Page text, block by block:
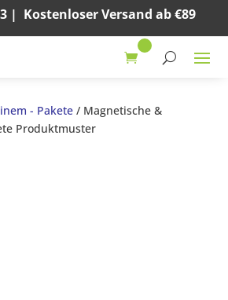
| Kostenloser Versand ab €89
- Pakete/ Magnetische &
Produktmuster